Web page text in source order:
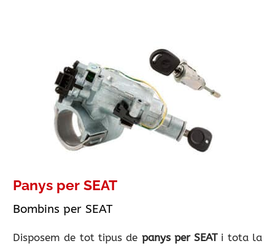
Panys per SEAT
Bombins per SEAT
Disposem de tot tipus de panys per SEATi tota la